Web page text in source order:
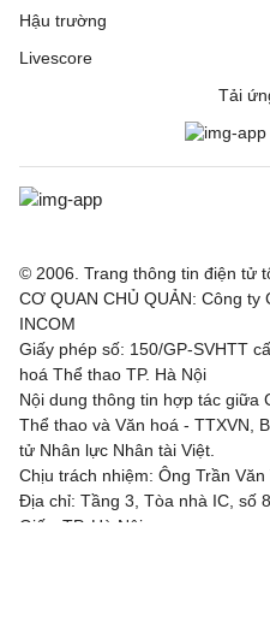
Hậu trường
Livescore
Tải
© 2006. Trang thông tin điện tử
CƠ QUAN CHỦ QUẢN: Công
INCOM
Giấy phép số: 150/GP-SVHTT
hoá Thể thao TP. Hà Nội
Nội dung thông tin hợp tác giữa
Thể thao và Văn hoá - TTXVN,
tử Nhân lực Nhân tài Việt.
Chịu trách nhiệm: Ông Trần Văn
Địa chỉ: Tầng 3, Tòa nhà IC, số
Giấy, TP. Hà Nội